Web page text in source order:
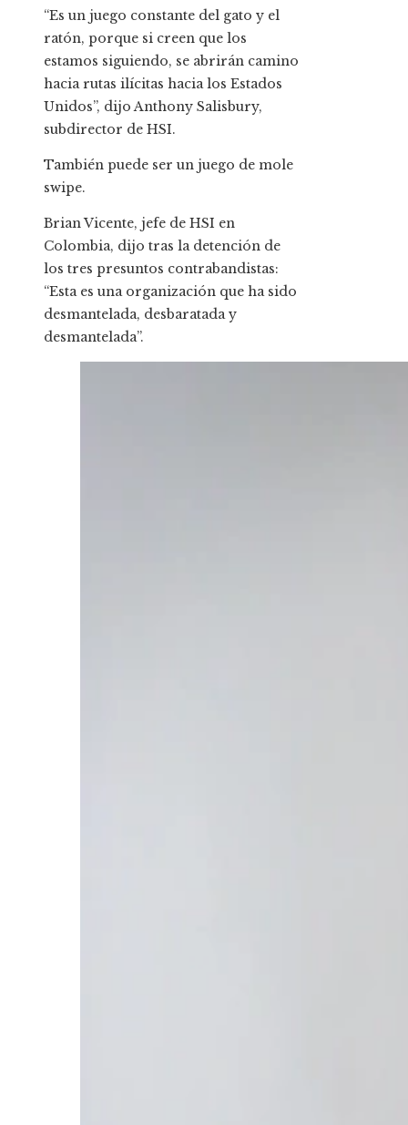
“Es un juego constante del gato y el
ratón, porque si creen que los
estamos siguiendo, se abrirán camino
hacia rutas ilícitas hacia los Estados
Unidos”, dijo Anthony Salisbury,
subdirector de HSI.
También puede ser un juego de mole
swipe.
Brian Vicente, jefe de HSI en
Colombia, dijo tras la detención de
los tres presuntos contrabandistas:
“Esta es una organización que ha sido
desmantelada, desbaratada y
desmantelada”.